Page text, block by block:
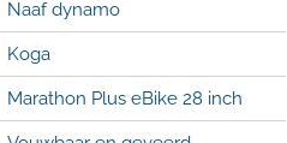
Naaf dynamo
Koga
Marathon Plus eBike 28 inch